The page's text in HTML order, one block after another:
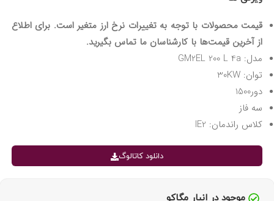
قیمت محصولات با توجه به تغییرات نرخ ارز متغیر است. برای اطلاع
از آخرین قیمت‌ها با کارشناسان ما تماس بگیرید.
مدل: GM2EL 200 L 4a
توان: 30KW
دور1500
سه فاز
کلاس راندمان: IE2
دانلود کاتالوگ
موجود در انبار مگاکو